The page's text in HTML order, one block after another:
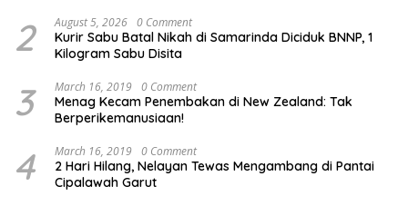
2 August 5, 2026 0 Comment
Kurir Sabu Batal Nikah di Samarinda Diciduk BNNP, 1
Kilogram Sabu Disita
3 March 16, 2019 0 Comment
Menag Kecam Penembakan di New Zealand: Tak
Berperikemanusiaan!
4 March 16, 2019 0 Comment
2 Hari Hilang, Nelayan Tewas Mengambang di Pantai
Cipalawah Garut